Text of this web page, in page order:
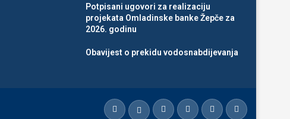
Potpisani ugovori za realizaciju
projekata Omladinske banke Žepče za
2026. godinu
Obavijest o prekidu vodosnabdijevanja